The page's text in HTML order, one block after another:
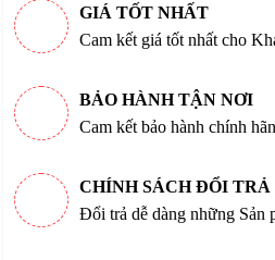
GIÁ TỐT NHẤT
Cam kết giá tốt nhất cho
BẢO HÀNH TẬN NƠI
Cam kết bảo hành chính
CHÍNH SÁCH ĐỔI TRẢ
Đổi trả dễ dàng những Sản